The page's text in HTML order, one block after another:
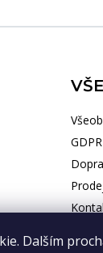
Dalším
GDPR